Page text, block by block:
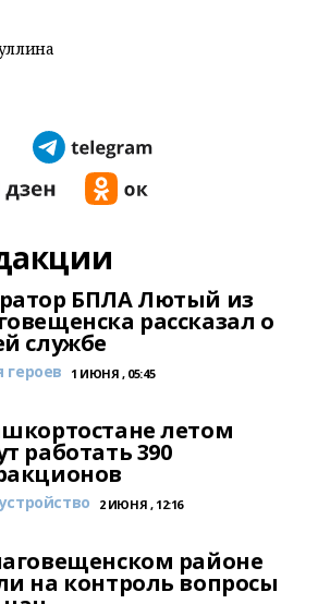
БПЛА Лютый из
рассказал о
службе
героев 1 ИЮНЯ , 05:45
летом
работать 390
2 ИЮНЯ , 12:16
районе
на контроль вопросы